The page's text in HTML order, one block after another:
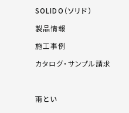
SOLIDO（ソリド）
製品情報
施工事例
カタログ・サンプル請求
雨とい